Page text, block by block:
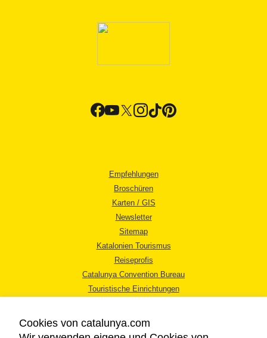
Empfehlungen
Broschüren
Karten / GIS
Newsletter
Sitemap
Katalonien Tourismus
Reiseprofis
Catalunya Convention Bureau
Touristische Einrichtungen
Cookies von catalunya.com